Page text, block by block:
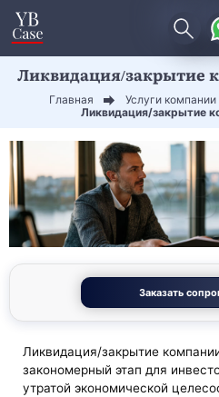
Ликвидация/закрытие
Главная Услуги компании
Ликвидация/закрытие
Заказать
Ликвидация/закрытие
закономерный этап для
утратой экономической